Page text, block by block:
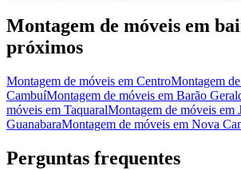
Montagem de móveis em
próximos
Montagem de móveis em CentroMontagem
CambuíMontagem de móveis em Barão
móveis em TaquaralMontagem de móveis em
GuanabaraMontagem de móveis em Nova
Perguntas frequentes